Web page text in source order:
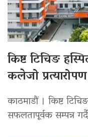
किष्ट टिचिङ
कलेजो
काठमाडौं । किष्ट
सफलतापूर्वक सम्पन्न